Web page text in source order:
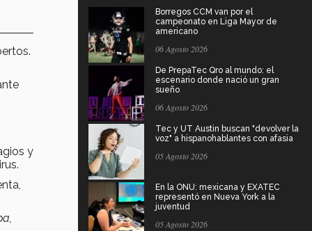
y
Borregos CCM van por el
campeonato en Liga Mayor de
americano
06 Agosto 2026
De PrepaTec Qro al mundo: el
escenario donde nació un gran
sueño
06 Agosto 2026
Tec y UT Austin buscan "devolver la
voz" a hispanohablantes con afasia
05 Agosto 2026
En la ONU: mexicana y EXATEC
representó en Nueva York a la
juventud
05 Agosto 2026